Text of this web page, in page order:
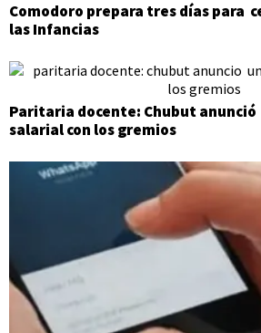
Comodoro prepara tres días para
las Infancias
Paritaria docente: Chubut anunció
salarial con los gremios